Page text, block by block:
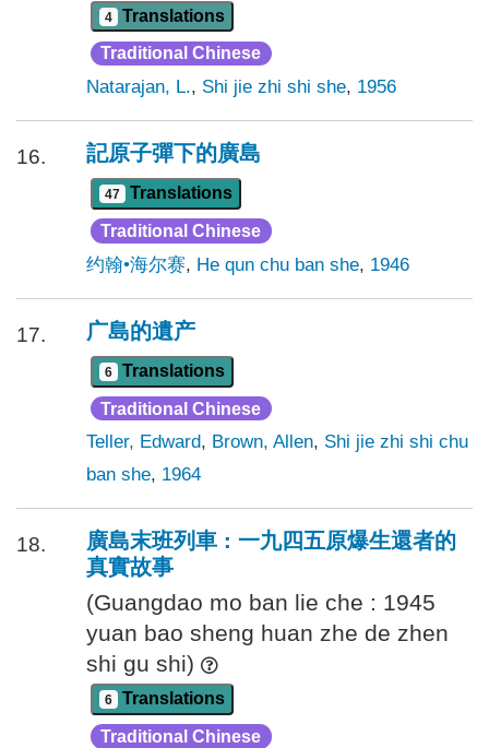
4 Translations
Traditional Chinese
Natarajan, L., Shi jie zhi shi she, 1956
16. 記原子彈下的廣島
47 Translations
Traditional Chinese
约翰•海尔赛, He qun chu ban she, 1946
17. 广島的遺产
6 Translations
Traditional Chinese
Teller, Edward, Brown, Allen, Shi jie zhi shi chu
ban she, 1964
18.
廣島末班列車 : 一九四五原爆生還者的
真實故事
(Guangdao mo ban lie che : 1945
yuan bao sheng huan zhe de zhen
shi gu shi)
6 Translations
Traditional Chinese